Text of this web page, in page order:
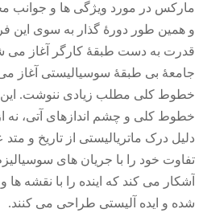
ملیت ها
تاریخی
تحلیل
حاکمیت
اصلاح طلبان
ایران و غرب
اصول
مارکس در مورد ویژگی ها و جوانب
و همین طور دورۀ گذار به سوی این
قدرت به دست طبقۀ کارگر آغاز می
جامعۀ بی طبقۀ سوسیالیستی آغاز
خطوط کلی مطلب زیادی ننوشت.
خطوط کلی و چشم اندازهای آتی، نه
دلیل درک ماتریالیستی از تاریخ و
تفاوت خود را با جریان های
آشکار می کند که اینده را با نقشه
شده و ایده آلیستی طراحی می کنند.